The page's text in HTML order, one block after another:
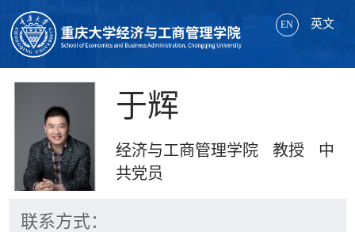
EN 英文
于辉
经济与工商管理学院 教授 中
共党员
联系方式：